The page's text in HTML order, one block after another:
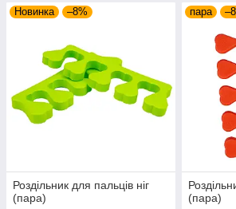
Новинка –8%
Роздільник для пальців ніг
(пара)
пара
(пара)